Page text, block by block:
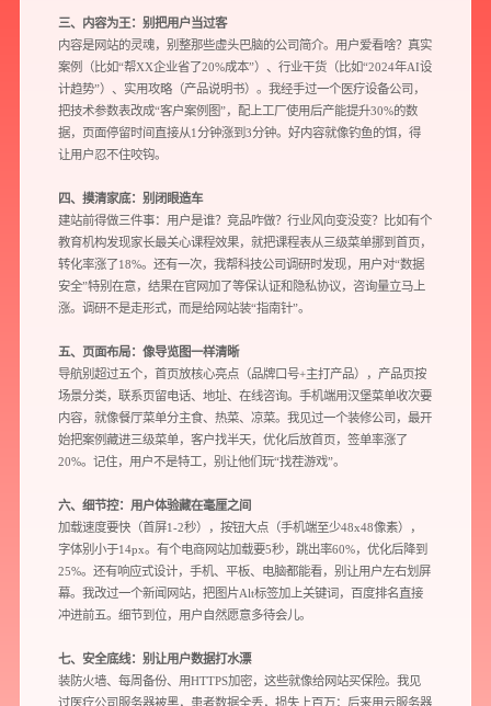
预约我们的数字化专家
1v1为您提供服务
我们将为您提供量身定制的个性化服务，包括竞品观察，行业数据分析
您需要： 网站建设 数字产品研发
SEO搜索优化
品牌设计
您希望： 预约面谈 在线视频会议
三、内容为王：别把用户当过客
内容是网站的灵魂，别整那些虚头巴脑的公司简介。用户爱看啥？真实
案例（比如“帮XX企业省了20%成本”）、行业干货（比如“2024年AI设
计趋势”）、实用攻略（产品说明书）。我经手过一个医疗设备公司，
把技术参数表改成“客户案例图”，配上工厂使用后产能提升30%的数
据，页面停留时间直接从1分钟涨到3分钟。好内容就像钓鱼的饵，得
让用户忍不住咬钩。
四、摸清家底：别闭眼造车
建站前得做三件事：用户是谁？竞品咋做？行业风向变没变？比如有个
教育机构发现家长最关心课程效果，就把课程表从三级菜单挪到首页，
转化率涨了18%。还有一次，我帮科技公司调研时发现，用户对“数据
安全”特别在意，结果在官网加了等保认证和隐私协议，咨询量立马上
涨。调研不是走形式，而是给网站装“指南针”。
五、页面布局：像导览图一样清晰
导航别超过五个，首页放核心亮点（品牌口号+主打产品），产品页按
场景分类，联系页留电话、地址、在线咨询。手机端用汉堡菜单收次要
内容，就像餐厅菜单分主食、热菜、凉菜。我见过一个装修公司，最开
始把案例藏进三级菜单，客户找半天，优化后放首页，签单率涨了
20%。记住，用户不是特工，别让他们玩“找茬游戏”。
六、细节控：用户体验藏在毫厘之间
加载速度要快（首屏1-2秒），按钮大点（手机端至少48x48像素），
字体别小于14px。有个电商网站加载要5秒，跳出率60%，优化后降到
25%。还有响应式设计，手机、平板、电脑都能看，别让用户左右划屏
幕。我改过一个新闻网站，把图片Alt标签加上关键词，百度排名直接
冲进前五。细节到位，用户自然愿意多待会儿。
七、安全底线：别让用户数据打水漂
装防火墙、每周备份、用HTTPS加密，这些就像给网站买保险。我见
过医疗公司服务器被黑，患者数据全丢，损失上百万；后来用云服务器